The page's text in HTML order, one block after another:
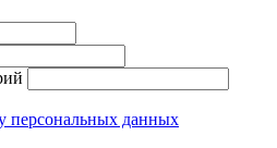
персональных данных